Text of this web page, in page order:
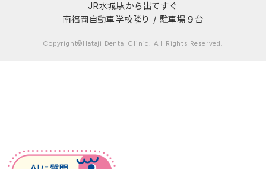
JR水城駅から出てすぐ
南福岡自動車学校隣り / 駐車場９台
Copyright©Hataji Dental Clinic, All Rights Reserved.